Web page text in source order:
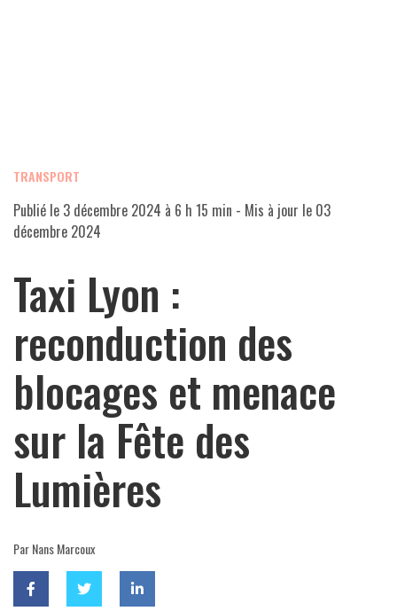
TRANSPORT
Publié le 3 décembre 2024 à 6 h 15 min - Mis à jour le 03
décembre 2024
Taxi Lyon :
reconduction des
blocages et menace
sur la Fête des
Lumières
Par Nans Marcoux